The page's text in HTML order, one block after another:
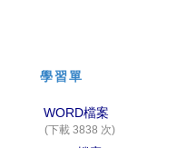
學習單
WORD檔案
(下載 3838 次)